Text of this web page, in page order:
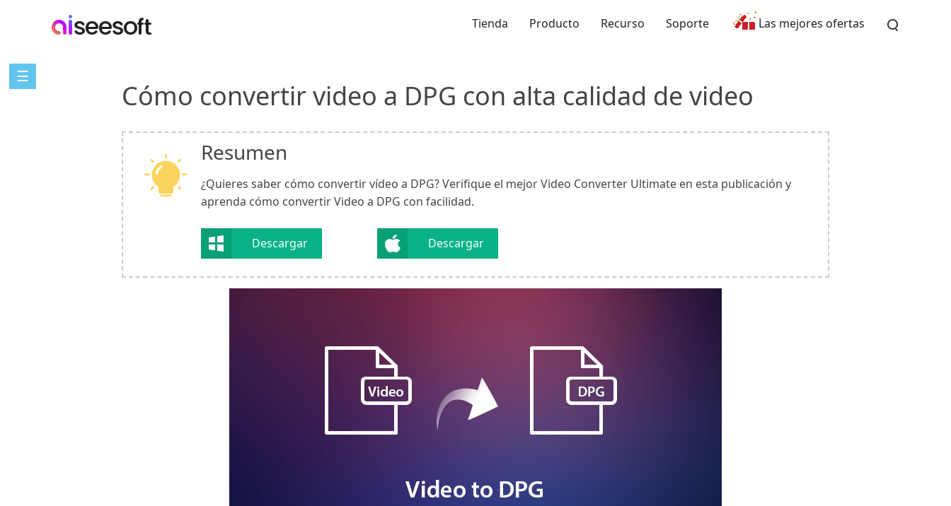
Tienda Producto Recurso Soporte Las mejores ofertas
☰
Cómo convertir video a DPG con alta calidad de video
Resumen
¿Quieres saber cómo convertir vídeo a DPG? Verifique el mejor Video Converter Ultimate en esta publicación y
aprenda cómo convertir Video a DPG con facilidad.
Descargar Descargar